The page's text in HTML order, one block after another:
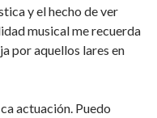
y el hecho de ver
musical me recuerda
por aquellos lares en
actuación. Puedo